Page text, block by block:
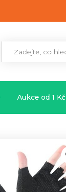
Aukce od 1 Kč